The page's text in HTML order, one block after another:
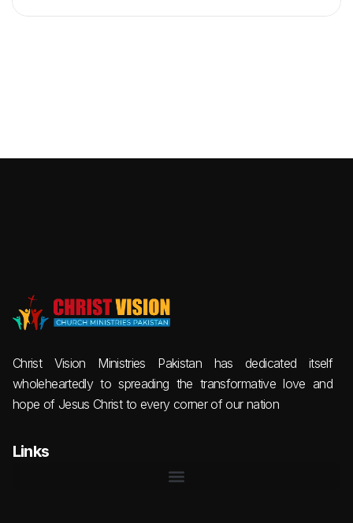
Christ Vision Ministries Pakistan has dedicated itself
wholeheartedly to spreading the transformative love and
hope of Jesus Christ to every corner of our nation
Links